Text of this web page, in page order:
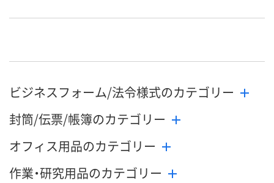
ビジネスフォーム/法令様式のカテゴリー
封筒/伝票/帳簿のカテゴリー
オフィス用品のカテゴリー
作業・研究用品のカテゴリー